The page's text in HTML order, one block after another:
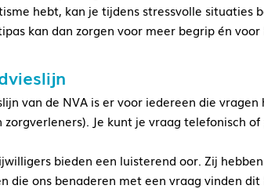
hebt, kan je tijdens stressvolle situaties
kan dan zorgen voor meer begrip én
van de NVA is er voor iedereen die
zorgverleners). Je kunt je vraag telefonisch
bieden een luisterend oor. Zij
die ons benaderen met een vraag vinden